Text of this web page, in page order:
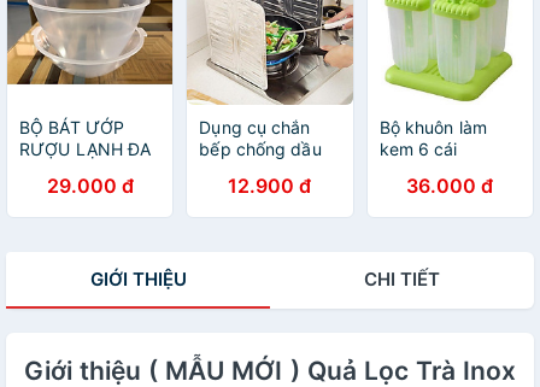
BỘ BÁT ƯỚP
RƯỢU LẠNH ĐA
GỒM 1 BÁT
ĐỰNG RƯỢU , 1
29.000 đ
Dụng cụ chắn
bếp chống dầu
12.900 đ
Bộ khuôn làm
kem 6 cái
36.000 đ
GIỚI THIỆU CHI TIẾT
Giới thiệu ( MẪU MỚI ) Quả Lọc Trà Inox